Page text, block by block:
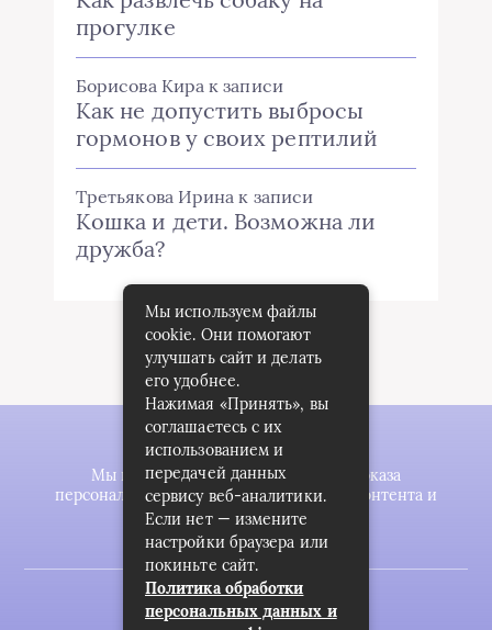
прогулке
Борисова Кира к записи
Как не допустить выбросы
гормонов у своих рептилий
Третьякова Ирина к записи
Кошка и дети. Возможна ли
дружба?
Мы используем файлы cookie для показа
персонализированной рекламы и/или контента и
анализа нашего трафика.
2023 © zookomplekt.ru
Мы используем файлы
cookie. Они помогают
улучшать сайт и делать
его удобнее.
Нажимая «Принять», вы
соглашаетесь с их
использованием и
передачей данных
сервису веб-аналитики.
Если нет — измените
настройки браузера или
покиньте сайт.
Политика обработки
персональных данных и